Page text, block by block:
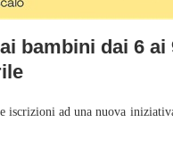
bambini dai 6 ai
iscrizioni ad una nuova